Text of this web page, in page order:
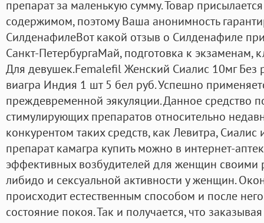
препарат за маленькую сумму. Товар
содержимом, поэтому Ваша анонимность
СилденафилеВот какой отзыв о Силденафиле
Санкт-ПетербургаМай, подготовка к экзаменам,
Для девушек.Femalefil Женский Сиалис 10мг Без
виагра Индия 1 шт 5 бел руб. Успешно
преждевременной эякуляции. Данное средство
стимулирующих препаратов относительно
конкурентом таких средств, как Левитра,
препарат камагра купить можно в интернет-
эффективных возбудителей для женщин
либидо и сексуальной активности у женщин.
происходит естественным способом и после
состояние покоя. Так и получается, что